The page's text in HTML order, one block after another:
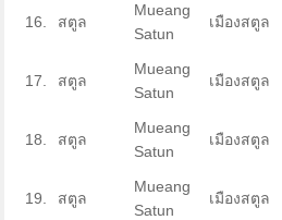
16. สตูล
Mueang
Satun
เมืองสตูล
17. สตูล
Mueang
Satun
เมืองสตูล
18. สตูล
Mueang
Satun
เมืองสตูล
19. สตูล
Mueang
Satun
เมืองสตูล